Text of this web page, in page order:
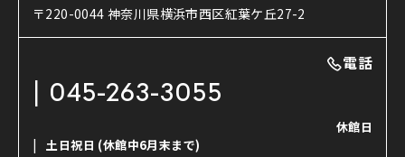
利用料金表
使用する道具
能・狂言の曲目説明
日本の古典芸能
OTABISHO
チケット購入方法
ご寄附について
〒220-0044 神奈川県横浜市西区紅葉ケ丘27-2
電話
045-263-3055
休館日
土日祝日 (休館中6月末まで)